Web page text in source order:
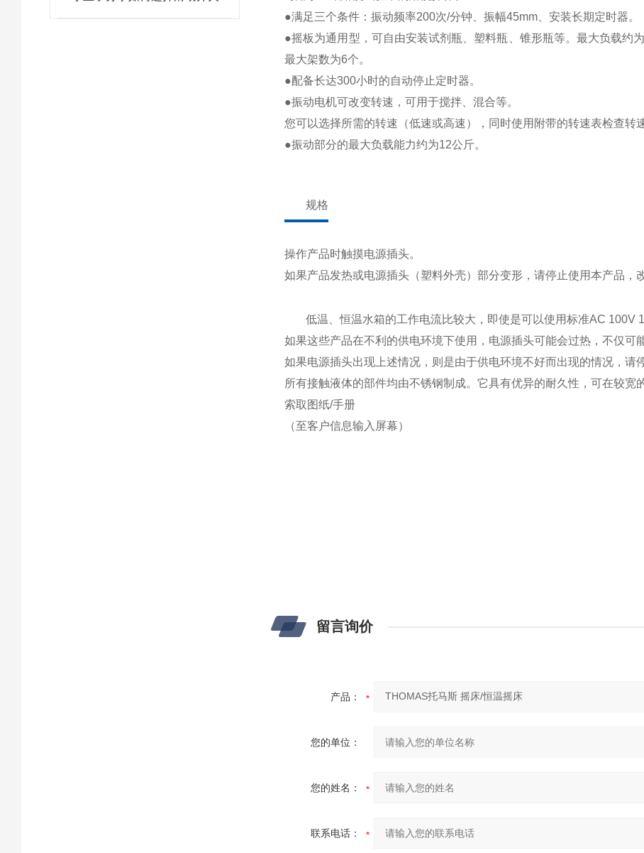
●满足三个条件：振动频率200次/分钟、振幅45mm、安装长期定时器。
●摇板为通用型，可自由安装试剂瓶、塑料瓶、锥形瓶等。 最大负载约
最大架数为6个。
●配备长达300小时的自动停止定时器。
●振动电机可改变转速，可用于搅拌、混合等。
您可以选择所需的转速（低速或高速），同时使用附带的转速表检查转速
●振动部分的最大负载能力约为12公斤。
规格
操作产品时触摸电源插头。
如果产品发热或电源插头（塑料外壳）部分变形，请停止使用本产品，
低温、恒温水箱的工作电流比较大，即使是可以使用标准AC 100V
如果这些产品在不利的供电环境下使用，电源插头可能会过热，不仅可
如果电源插头出现上述情况，则是由于供电环境不好而出现的情况，请
所有接触液体的部件均由不锈钢制成。它具有优异的耐久性，可在较宽
索取图纸/手册
（至客户信息输入屏幕）
留言询价
产品：
您的单位：
您的姓名：
联系电话：